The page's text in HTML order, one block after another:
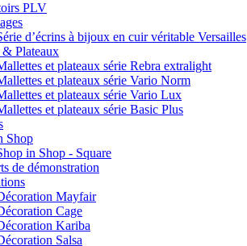
PLV
d’écrins à bijoux en cuir véritable Versailles
& Plateaux
et plateaux série Rebra extralight
et plateaux série Vario Norm
et plateaux série Vario Lux
et plateaux série Basic Plus
Shop
in Shop - Square
de démonstration
Mayfair
Cage
Kariba
Salsa